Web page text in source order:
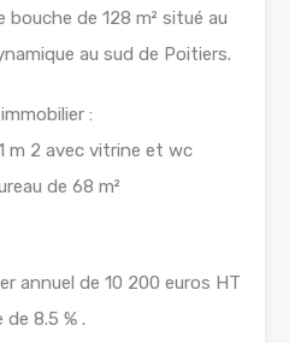
bouche de 128 m² situé au
au sud de Poitiers.
:
m 2 avec vitrine et wc
de 68 m²
annuel de 10 200 euros HT
8.5 % .